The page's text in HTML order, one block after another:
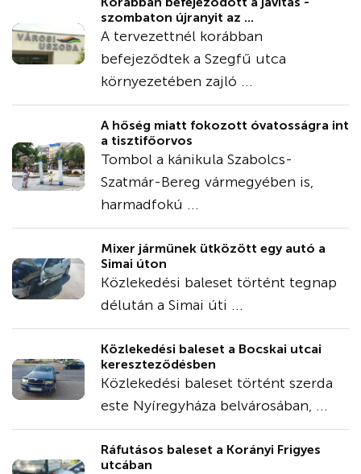
szombaton újranyit az ...
A tervezettnél korábban
befejeződtek a Szegfű utca
környezetében zajló ...
A hőség miatt fokozott óvatosságra int
a tisztifőorvos
Tombol a kánikula Szabolcs-
Szatmár-Bereg vármegyében is,
harmadfokú ...
Mixer járműnek ütközött egy autó a
Simai úton
Közlekedési baleset történt tegnap
délután a Simai úti ...
Közlekedési baleset a Bocskai utcai
kereszteződésben
Közlekedési baleset történt szerda
este Nyíregyháza belvárosában, ...
Ráfutásos baleset a Korányi Frigyes
utcában